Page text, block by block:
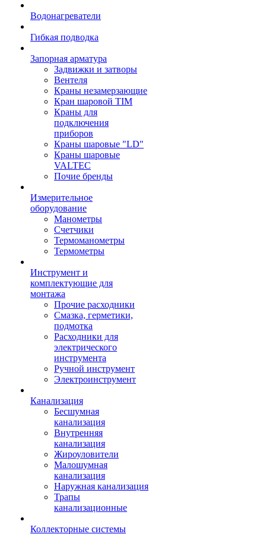
Водонагреватели
Гибкая подводка
Запорная арматура
Задвижки и затворы
Вентеля
Краны незамерзающие
Кран шаровой TIM
Краны для
подключения
приборов
Краны шаровые "LD"
Краны шаровые
VALTEC
Почие бренды
Измерительное
оборудование
Манометры
Счетчики
Термоманометры
Термометры
Инструмент и
комплектующие для
монтажа
Прочие расходники
Смазка, герметики,
подмотка
Расходники для
электрического
инструмента
Ручной инструмент
Электроинструмент
Канализация
Бесшумная
канализация
Внутренняя
канализация
Жироуловители
Малошумная
канализация
Наружная канализация
Трапы
канализационные
Коллекторные системы